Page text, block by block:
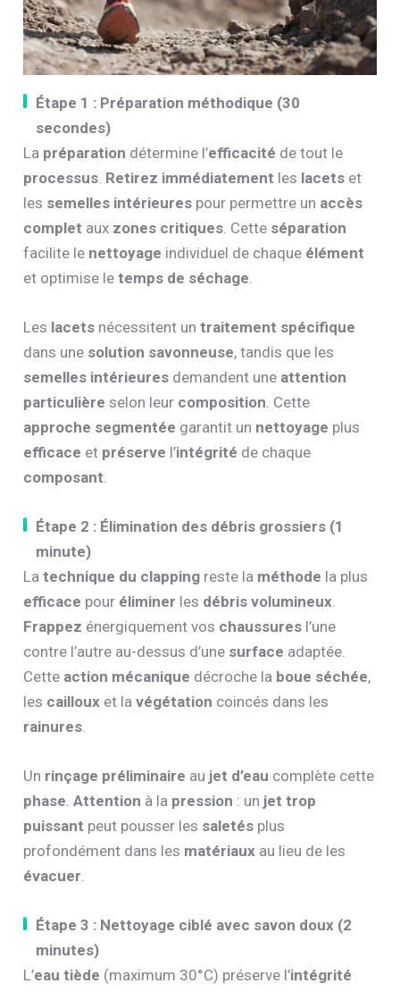
Étape 1 : Préparation méthodique (30
secondes)
La préparation détermine l’efficacité de tout le
processus Retirez immédiatement les lacets et
les semelles intérieures pour permettre un accès
complet aux zones critiques . Cette séparation
facilite le nettoyage individuel de chaque élément
et optimise letemps de séchage
Les lacets nécessitent untraitement spécifique
dans une solution savonneuse, tandis que les
semelles intérieures demandent une attention
particulière selon leur composition . Cette
approche segmentée garantit un nettoyage plus
efficace et préserve l’intégrité de chaque
composant
Étape 2 : Élimination des débris grossiers (1
minute)
Latechnique du clapping reste la méthode la plus
efficace pour éliminer les débris volumineux
Frappez énergiquement vos chaussures l’une
contre l’autre au-dessus d’une surface adaptée.
Cette action mécanique décroche la boue séchée,
les cailloux et lavégétation coincés dans les
rainures
Un rinçage préliminaire au jet d’eau complète cette
phase.Attention à la pression : un jet trop
puissant peut pousser les saletés plus
profondément dans les matériaux au lieu de les
évacuer.
Étape 3 : Nettoyage ciblé avec savon doux (2
minutes)
L’eau tiède (maximum 30°C) préserve l’intégrité